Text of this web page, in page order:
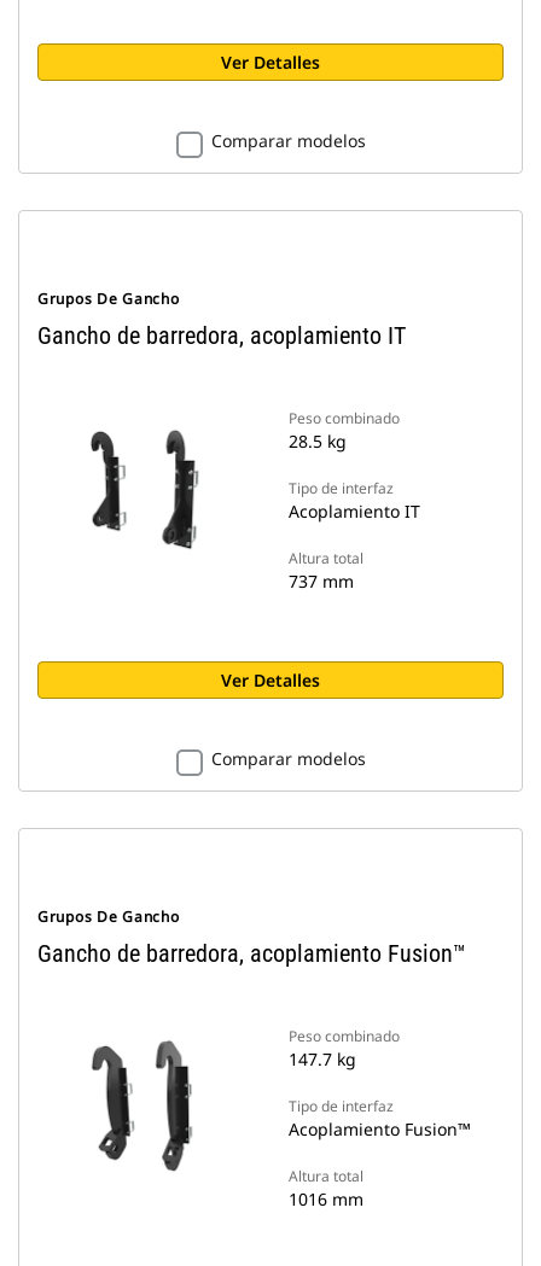
Ver Detalles
Comparar modelos
Grupos De Gancho
Gancho de barredora, acoplamiento IT
Peso combinado
28.5 kg
Tipo de interfaz
Acoplamiento IT
Altura total
737 mm
Ver Detalles
Comparar modelos
Grupos De Gancho
Gancho de barredora, acoplamiento Fusion™
Peso combinado
147.7 kg
Tipo de interfaz
Acoplamiento Fusion™
Altura total
1016 mm